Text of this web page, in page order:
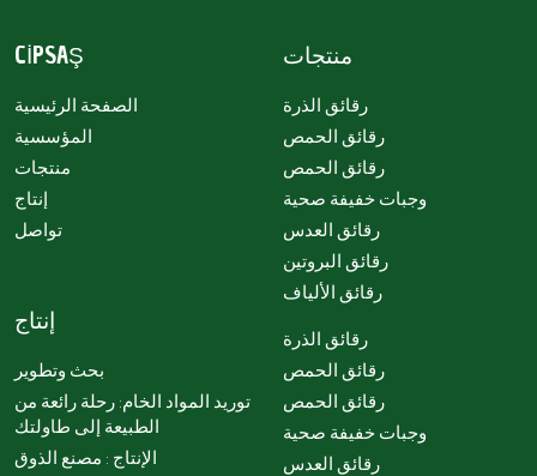
CİPSAŞ
الصفحة الرئيسية
المؤسسية
منتجات
إنتاج
تواصل
منتجات
رقائق الذرة
رقائق الحمص
رقائق الحمص
وجبات خفيفة صحية
رقائق العدس
رقائق البروتين
رقائق الألياف
إنتاج
بحث وتطوير
توريد المواد الخام: رحلة رائعة من
الطبيعة إلى طاولتك
الإنتاج : مصنع الذوق
رقائق الذرة
رقائق الحمص
رقائق الحمص
وجبات خفيفة صحية
رقائق العدس